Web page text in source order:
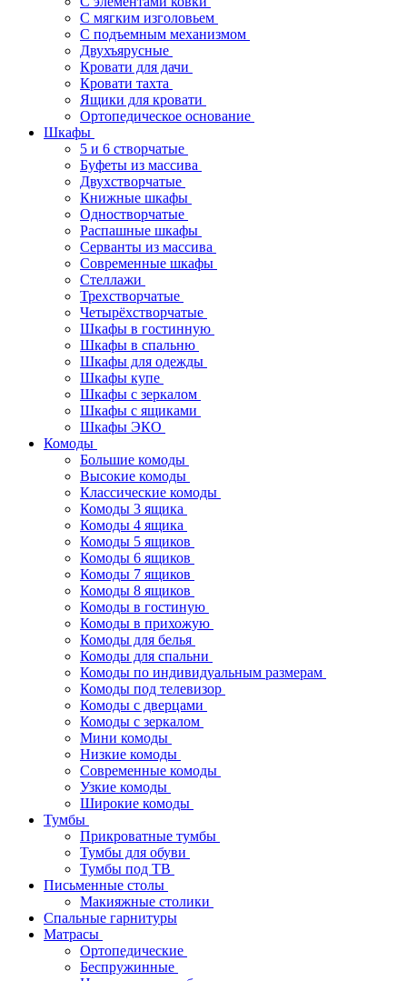
С мягким изголовьем
С подъемным механизмом
Двухъярусные
Кровати для дачи
Кровати тахта
Ящики для кровати
Ортопедическое основание
Шкафы
5 и 6 створчатые
Буфеты из массива
Двухстворчатые
Книжные шкафы
Одностворчатые
Распашные шкафы
Серванты из массива
Современные шкафы
Стеллажи
Трехстворчатые
Четырёхстворчатые
Шкафы в гостинную
Шкафы в спальню
Шкафы для одежды
Шкафы купе
Шкафы с зеркалом
Шкафы с ящиками
Шкафы ЭКО
Комоды
Большие комоды
Высокие комоды
Классические комоды
Комоды 3 ящика
Комоды 4 ящика
Комоды 5 ящиков
Комоды 6 ящиков
Комоды 7 ящиков
Комоды 8 ящиков
Комоды в гостиную
Комоды в прихожую
Комоды для белья
Комоды для спальни
Комоды по индивидуальным размерам
Комоды под телевизор
Комоды с дверцами
Комоды с зеркалом
Мини комоды
Низкие комоды
Современные комоды
Узкие комоды
Широкие комоды
Тумбы
Прикроватные тумбы
Тумбы для обуви
Тумбы под ТВ
Письменные столы
Макияжные столики
Спальные гарнитуры
Матрасы
Ортопедические
Беспружинные